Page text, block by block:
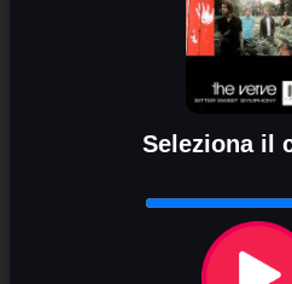
Seleziona il